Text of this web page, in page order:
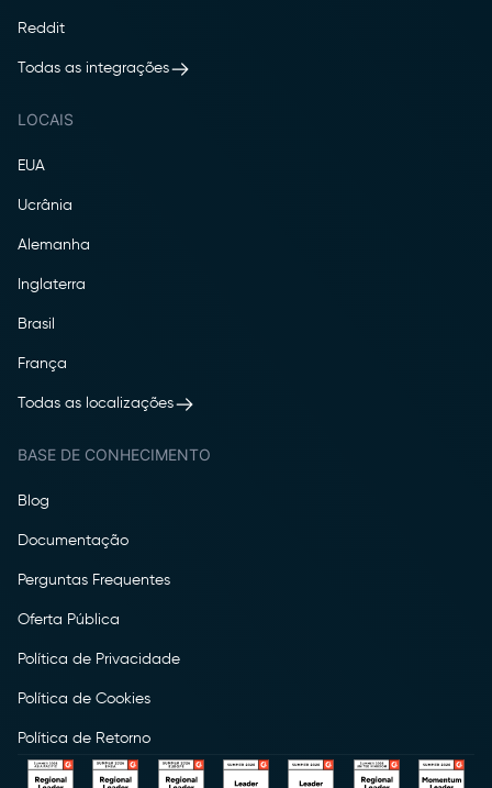
Reddit
Todas as integrações
LOCAIS
EUA
Ucrânia
Alemanha
Inglaterra
Brasil
França
Todas as localizações
BASE DE CONHECIMENTO
Blog
Documentação
Perguntas Frequentes
Oferta Pública
Política de Privacidade
Política de Cookies
Política de Retorno